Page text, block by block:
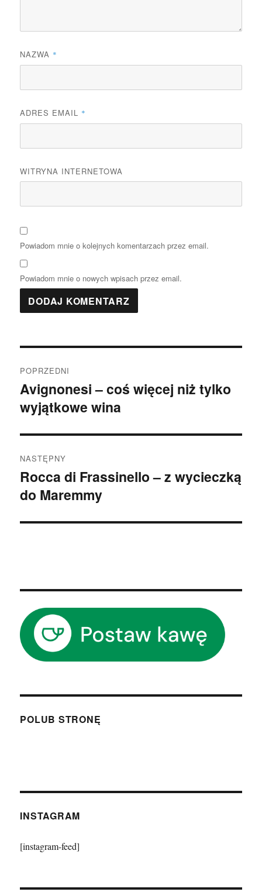
NAZWA *
ADRES EMAIL *
WITRYNA INTERNETOWA
Powiadom mnie o kolejnych komentarzach przez email.
Powiadom mnie o nowych wpisach przez email.
wpisu
POPRZEDNI
Poprzedni
wpis:
Avignonesi – coś więcej niż tylko
wyjątkowe wina
NASTĘPNY
Następny
wpis:
Rocca di Frassinello – z wycieczką
do Maremmy
POLUB STRONĘ
INSTAGRAM
[instagram-feed]